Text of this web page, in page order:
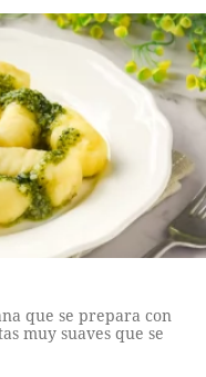
que se prepara con
muy suaves que se